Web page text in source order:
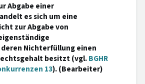
Abgabe einer
es sich um eine
zur Abgabe von
Nichterfüllung einen
besitzt (vgl.BGHR
13). (Bearbeiter)